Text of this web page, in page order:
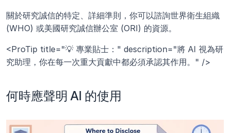
關於研究誠信的特定、詳細準則，你可以諮詢世界衛生組織
(WHO) 或美國研究誠信辦公室 (ORI) 的資源。
<ProTip title="💡 專業貼士：" description="將 AI 視為研
究助理，你在每一次重大貢獻中都必須承認其作用。" />
何時應聲明 AI 的使用